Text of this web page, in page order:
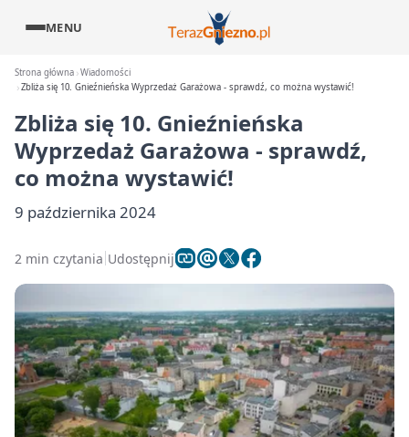
MENU
Strona główna Wiadomości
Zbliża się 10. Gnieźnieńska Wyprzedaż Garażowa - sprawdź, co można wystawić!
Zbliża się 10. Gnieźnieńska
Wyprzedaż Garażowa - sprawdź,
co można wystawić!
9 października 2024
2 min czytania Udostępnij